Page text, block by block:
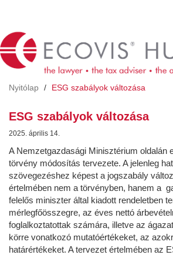
Nyitólap ESG szabályok változása
ESG szabályok változása
2025. április 14.
A Nemzetgazdasági Minisztérium oldalán
törvény módosítás tervezete. A jelenleg
szövegezéshez képest a jogszabály
értelmében nem a törvényben, hanem a
felelős miniszter által kiadott rendeletben
mérlegfőösszegre, az éves nettó
foglalkoztatottak számára, illetve az
körre vonatkozó mutatóértékeket, az
határértékeket. A tervezet értelmében az